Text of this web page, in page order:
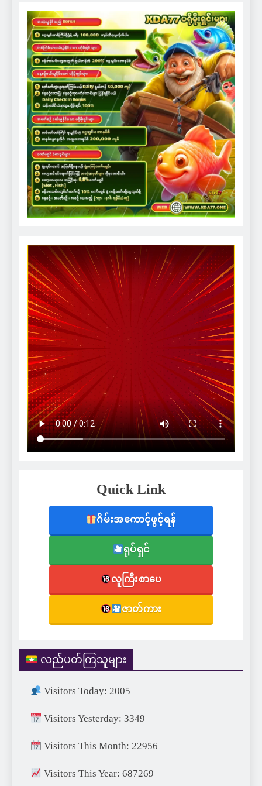
Quick Link
ဂိမ်းအကောင့်ဖွင့်ရန်
ရုပ်ရှင်
လူကြီးစာပေ
ဇာတ်ကား
လည်ပတ်ကြသူများ
Visitors Today: 2005
Visitors Yesterday: 3349
Visitors This Month: 22956
Visitors This Year: 687269